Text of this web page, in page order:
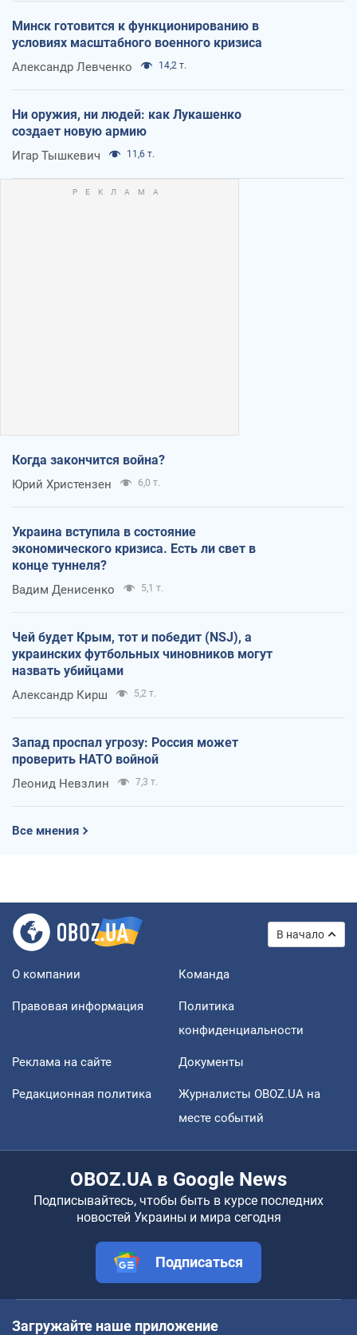
Минск готовится к функционированию в
условиях масштабного военного кризиса
Александр Левченко 14,2 т.
Ни оружия, ни людей: как Лукашенко
создает новую армию
Игар Тышкевич 11,6 т.
Когда закончится война?
Юрий Христензен 6,0 т.
Украина вступила в состояние
экономического кризиса. Есть ли свет в
конце туннеля?
Вадим Денисенко 5,1 т.
Чей будет Крым, тот и победит (NSJ), а
украинских футбольных чиновников могут
назвать убийцами
Александр Кирш 5,2 т.
Запад проспал угрозу: Россия может
проверить НАТО войной
Леонид Невзлин 7,3 т.
Все мнения
В начало
О компании Команда
Правовая информация
Политика
конфиденциальности
Реклама на сайте Документы
Редакционная политика
Журналисты OBOZ.UA на
месте событий
OBOZ.UA в Google News
Подписывайтесь, чтобы быть в курсе последних
новостей Украины и мира сегодня
Подписаться
Загружайте наше приложение